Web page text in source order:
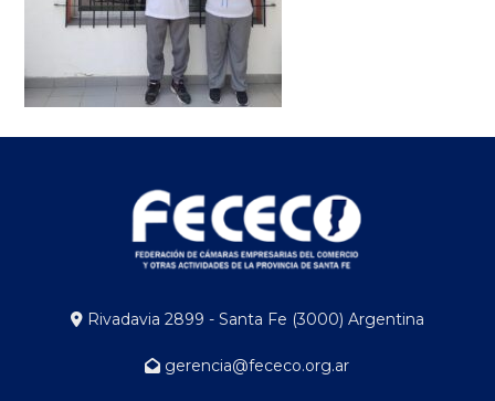
Rivadavia 2899 - Santa Fe (3000) Argentina
gerencia@fececo.org.ar